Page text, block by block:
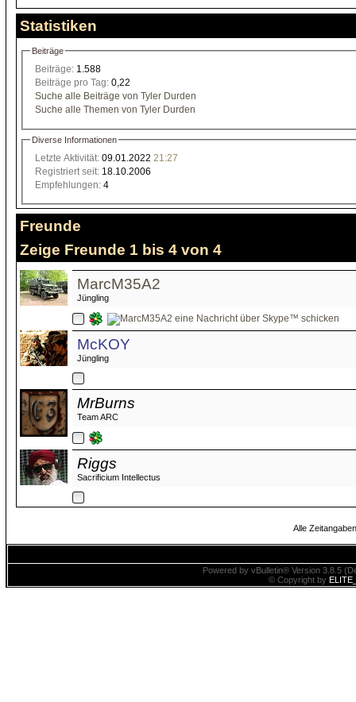
Statistiken
Beiträge
Beiträge: 1.588
Beiträge pro Tag: 0,22
Suche alle Beiträge von Tyler Durden
Suche alle Themen von Tyler Durden
Diverse Informationen
Letzte Aktivität: 09.01.2022 21:27
Registriert seit: 18.10.2006
Empfehlungen: 4
Freunde
Zeige Freunde 1 bis 4 von 4
MarcM35A2
Jüngling
McKOY
Jüngling
MrBurns
Team ARC
Riggs
Sacrificium Intellectus
Alle
Powered by vBulletin® Version 3.8.5
© Copyright by